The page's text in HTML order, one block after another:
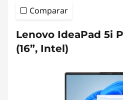
Comparar
Lenovo IdeaPad 5i
(16”, Intel)